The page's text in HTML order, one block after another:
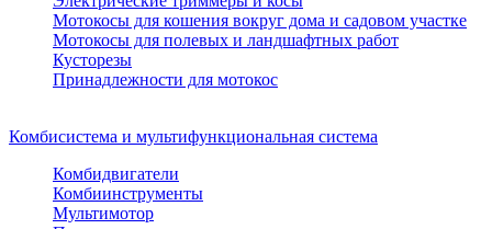
Мотокосы для кошения вокруг дома и садовом участке
Мотокосы для полевых и ландшафтных работ
Кусторезы
Принадлежности для мотокос
Комбисистема и мультифункциональная система
Комбидвигатели
Комбиинструменты
Мультимотор